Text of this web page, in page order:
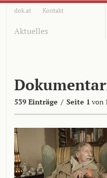
dok.at Kontakt
Aktuelles
539 Einträge / Seite 1 von